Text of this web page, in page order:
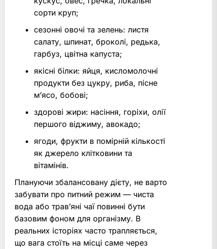
сорти круп;
сезонні овочі та зелень: листя
салату, шпинат, броколі, редька,
гарбуз, цвітна капуста;
якісні білки: яйця, кисломолочні
продукти без цукру, риба, пісне
м’ясо, бобові;
здорові жири: насіння, горіхи, олії
першого віджиму, авокадо;
ягоди, фрукти в помірній кількості
як джерело клітковини та
вітамінів.
Плануючи збалансовану дієту, не варто
забувати про питний режим — чиста
вода або трав’яні чаї повинні бути
базовим фоном для організму. В
реальних історіях часто трапляється,
що вага стоїть на місці саме через